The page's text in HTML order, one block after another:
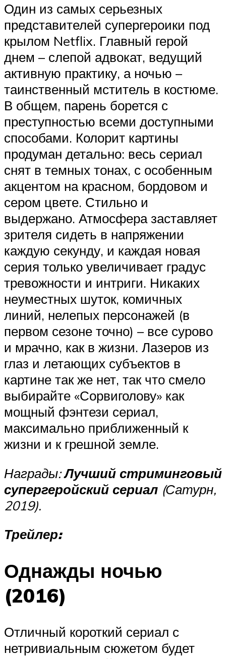
Один из самых серьезных
представителей супергероики под
крылом Netflix. Главный герой
днем – слепой адвокат, ведущий
активную практику, а ночью –
таинственный мститель в костюме.
В общем, парень борется с
преступностью всеми доступными
способами. Колорит картины
продуман детально: весь сериал
снят в темных тонах, с особенным
акцентом на красном, бордовом и
сером цвете. Стильно и
выдержано. Атмосфера заставляет
зрителя сидеть в напряжении
каждую секунду, и каждая новая
серия только увеличивает градус
тревожности и интриги. Никаких
неуместных шуток, комичных
линий, нелепых персонажей (в
первом сезоне точно) – все сурово
и мрачно, как в жизни. Лазеров из
глаз и летающих субъектов в
картине так же нет, так что смело
выбирайте «Сорвиголову» как
мощный фэнтези сериал,
максимально приближенный к
жизни и к грешной земле.
Награды:Лучший стриминговый
супергеройский сериал (Сатурн,
2019).
Трейлер:
Однажды ночью
(2016)
Отличный короткий сериал с
нетривиальным сюжетом будет